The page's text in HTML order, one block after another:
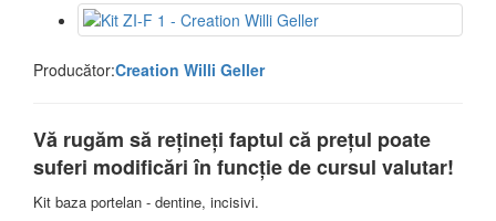
Producător:Creation Willi Geller
Vă rugăm să rețineți faptul că prețul poate
suferi modificări în funcție de cursul valutar!
Kit baza portelan - dentine, incisivi.